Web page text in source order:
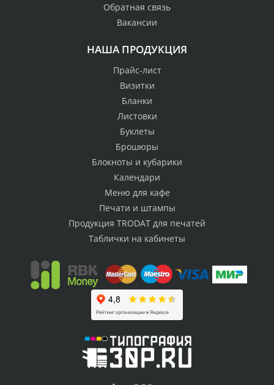
Обратная связь
Вакансии
НАША ПРОДУКЦИЯ
Прайс-лист
Визитки
Бланки
Листовки
Буклеты
Брошюры
Блокноты и кубарики
Календари
Меню для кафе
Печати и штампы
Продукция TRODAT для печатей
Таблички на кабинеты